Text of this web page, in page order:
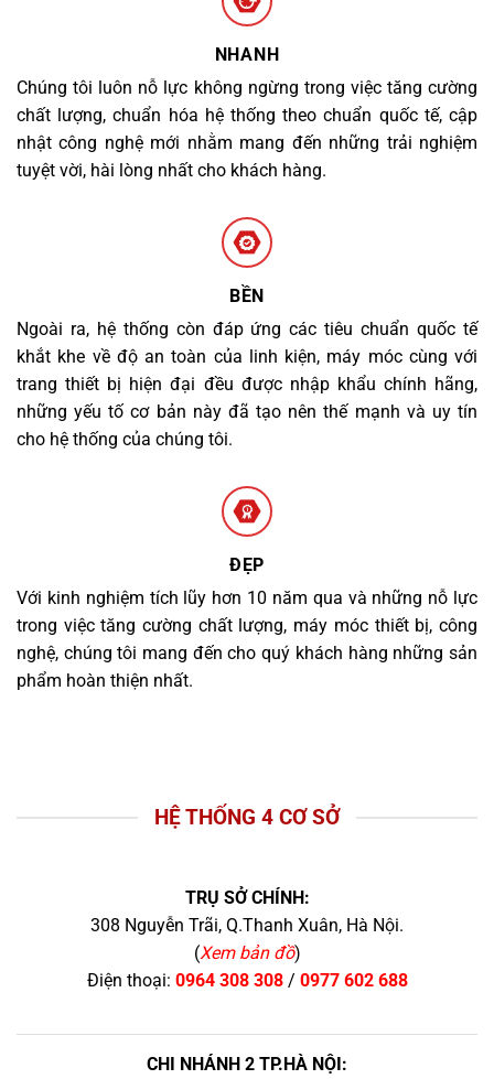
NHANH
Chúng tôi luôn nỗ lực không ngừng trong việc tăng cường
chất lượng, chuẩn hóa hệ thống theo chuẩn quốc tế, cập
nhật công nghệ mới nhằm mang đến những trải nghiệm
tuyệt vời, hài lòng nhất cho khách hàng.
BỀN
Ngoài ra, hệ thống còn đáp ứng các tiêu chuẩn quốc tế
khắt khe về độ an toàn của linh kiện, máy móc cùng với
trang thiết bị hiện đại đều được nhập khẩu chính hãng,
những yếu tố cơ bản này đã tạo nên thế mạnh và uy tín
cho hệ thống của chúng tôi.
ĐẸP
Với kinh nghiệm tích lũy hơn 10 năm qua và những nỗ lực
trong việc tăng cường chất lượng, máy móc thiết bị, công
nghệ, chúng tôi mang đến cho quý khách hàng những sản
phẩm hoàn thiện nhất.
HỆ THỐNG 4 CƠ SỞ
TRỤ SỞ CHÍNH:
308 Nguyễn Trãi, Q.Thanh Xuân, Hà Nội.
(Xem bản đồ)
Điện thoại: 0964 308 308/ 0977 602 688
CHI NHÁNH 2 TP.HÀ NỘI: